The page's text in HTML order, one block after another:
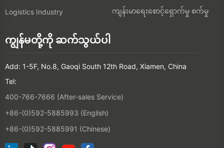
Logistics Industry
ကျန်းမာရေးစောင့်ရှောက်မှု စက်မှု
ကျွန်မတို့ကို ဆက်သွယ်ပါ
Add: 1-5F, No.8, Gaoqi South 12th Road, Xiamen, China
Tel:
400-766-7666 (After-sales Service)
+86-(0)592-5885993 (English)
+86-(0)592-5885991 (Chinese)